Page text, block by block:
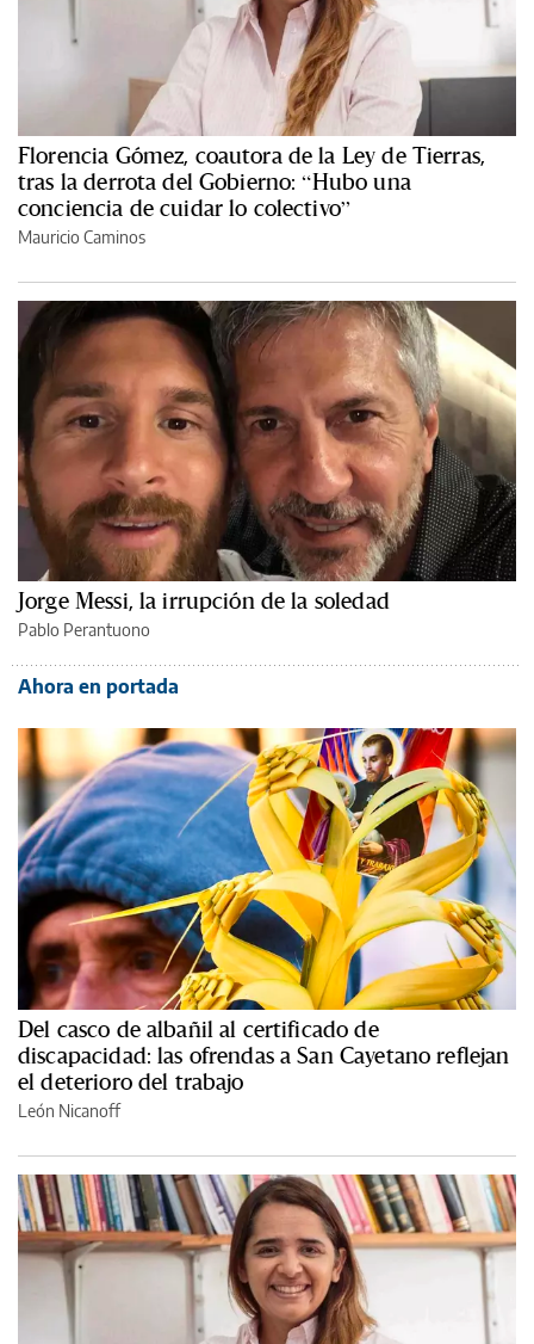
Florencia Gómez, coautora de la Ley de Tierras,
tras la derrota del Gobierno: “Hubo una
conciencia de cuidar lo colectivo”
Mauricio Caminos
Jorge Messi, la irrupción de la soledad
Pablo Perantuono
Ahora en portada
Del casco de albañil al certificado de
discapacidad: las ofrendas a San Cayetano reflejan
el deterioro del trabajo
León Nicanoff